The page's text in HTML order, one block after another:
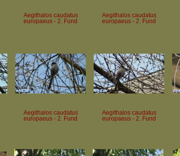
Aegithalos caudatus
europaeus - 2. Fund
Aegithalos caudatus
europaeus - 2. Fund
Aegithalos caudatus
europaeus - 2. Fund
Aegithalos caudatus
europaeus - 2. Fund